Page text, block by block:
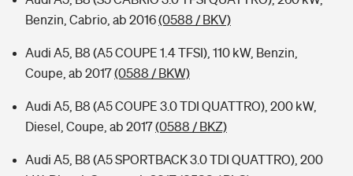
Benzin, Cabrio, ab 2016(0588 / BKV)
Audi A5, B8 (A5 COUPE 1.4 TFSI), 110 kW, Benzin,
Coupe, ab 2017(0588 / BKW)
Audi A5, B8 (A5 COUPE 3.0 TDI QUATTRO), 200 kW,
Diesel, Coupe, ab 2017(0588 / BKZ)
Audi A5, B8 (A5 SPORTBACK 3.0 TDI QUATTRO), 200